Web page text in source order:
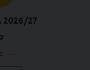
2026/27